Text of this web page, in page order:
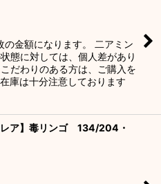
金額になります。 二アミン
態に対しては、個人差があり
だわりのある方は、ご購入を
庫は十分注意しております
レア】毒リンゴ 134/204・